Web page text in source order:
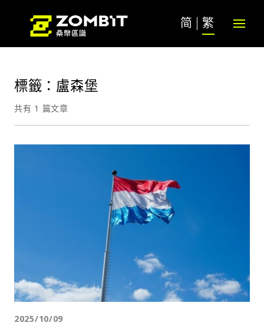
简 繁
標籤：盧森堡
共有 1 篇文章
2025/10/09